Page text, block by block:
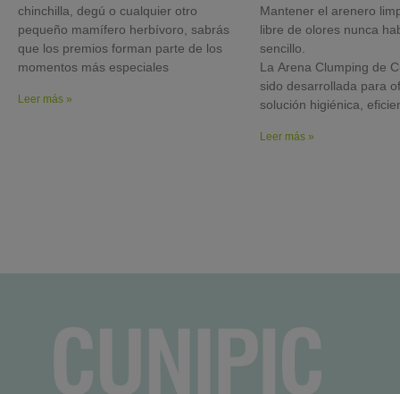
chinchilla, degú o cualquier otro
pequeño mamífero herbívoro, sabrás
que los premios forman parte de los
momentos más especiales
Leer más »
Mantener el arenero
libre de olores nunca
sencillo.
La Arena Clumping de
sido desarrollada para
solución higiénica,
Leer más »